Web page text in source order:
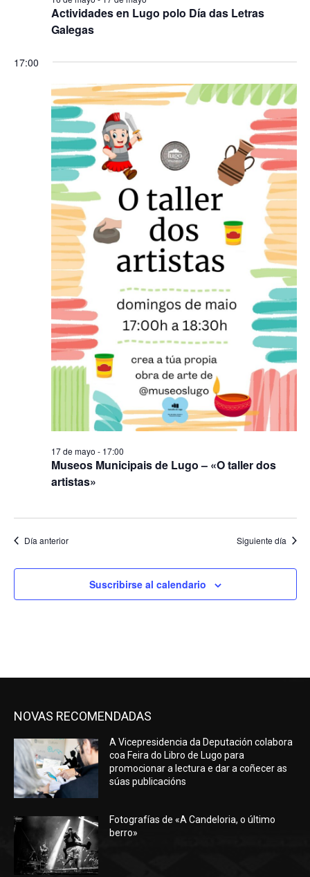
Actividades en Lugo polo Día das Letras
Galegas
17:00
Museos Municipais de Lugo – «O taller dos
artistas»
17 de mayo - 17:00
Día anterior Siguiente día
Suscribirse al calendario
NOVAS RECOMENDADAS
A Vicepresidencia da Deputación colabora
coa Feira do Libro de Lugo para
promocionar a lectura e dar a coñecer as
súas publicacións
Fotografías de «A Candeloria, o último
berro»